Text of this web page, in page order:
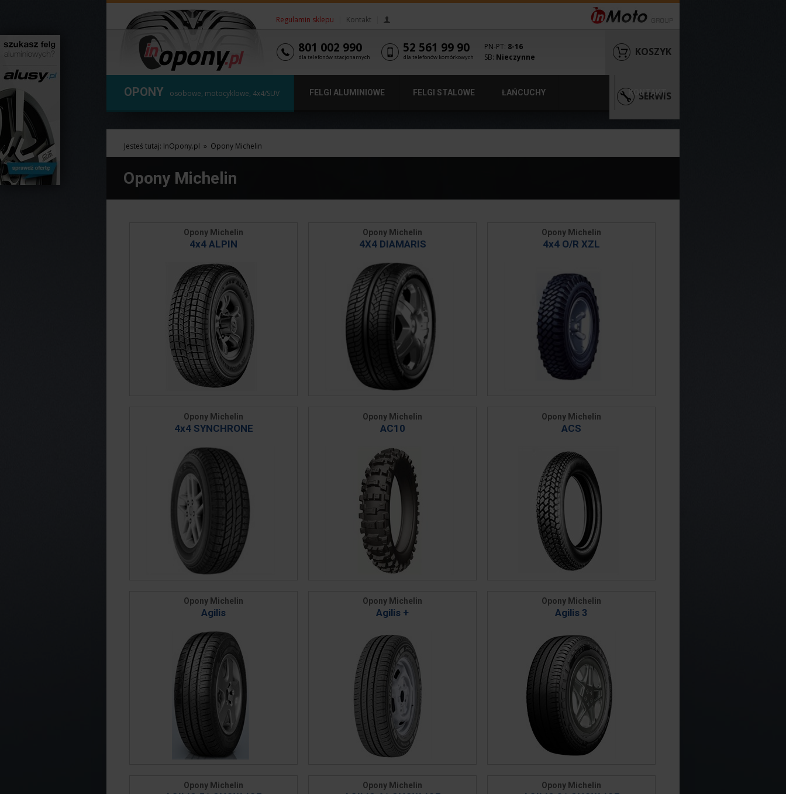
Regulamin sklepu Kontakt
801 002 990
dla telefonów stacjonarnych
52 561 99 90
dla telefonów komórkowych
PN-PT: 8-16
SB: Nieczynne KOSZYK
SERWIS
OPONY osobowe, motocyklowe, 4x4/SUV FELGI ALUMINIOWE FELGI STALOWE ŁAŃCUCHY KONTAKT
Jesteś tutaj: InOpony.pl » Opony Michelin
Opony Michelin
Opony Michelin
4x4 ALPIN
Opony Michelin
4X4 DIAMARIS
Opony Michelin
4x4 O/R XZL
Opony Michelin
4x4 SYNCHRONE
Opony Michelin
AC10
Opony Michelin
ACS
Opony Michelin
Agilis
Opony Michelin
Agilis +
Opony Michelin
Agilis 3
Opony Michelin Opony Michelin Opony Michelin